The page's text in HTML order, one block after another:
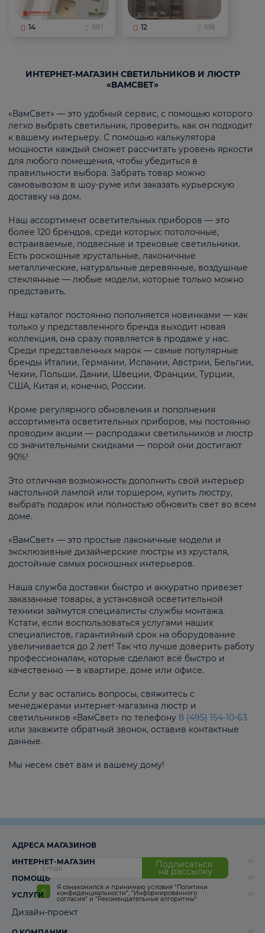
14 681 12 618
ИНТЕРНЕТ-МАГАЗИН СВЕТИЛЬНИКОВ И ЛЮСТР
«ВАМСВЕТ»
«ВамСвет» — это удобный сервис, с помощью которого
легко выбрать светильник, проверить, как он подходит
к вашему интерьеру. С помощью калькулятора
мощности каждый сможет рассчитать уровень яркости
для любого помещения, чтобы убедиться в
правильности выбора. Забрать товар можно
самовывозом в шоу-руме или заказать курьерскую
доставку на дом.
Наш ассортимент осветительных приборов — это
более 120 брендов, среди которых: потолочные,
встраиваемые, подвесные и трековые светильники.
Есть роскошные хрустальные, лаконичные
металлические, натуральные деревянные, воздушные
стеклянные — любые модели, которые только можно
представить.
Наш каталог постоянно пополняется новинками — как
только у представленного бренда выходит новая
коллекция, она сразу появляется в продаже у нас.
Среди представленных марок — самые популярные
бренды Италии, Германии, Испании, Австрии, Бельгии,
Чехии, Польши, Дании, Швеции, Франции, Турции,
США, Китая и, конечно, России.
Кроме регулярного обновления и пополнения
ассортимента осветительных приборов, мы постоянно
проводим акции — распродажи светильников и люстр
со значительными скидками — порой они достигают
90%!
Это отличная возможность дополнить свой интерьер
настольной лампой или торшером, купить люстру,
выбрать подарок или полностью обновить свет во всем
доме.
«ВамСвет» — это простые лаконичные модели и
эксклюзивные дизайнерские люстры из хрусталя,
достойные самых роскошных интерьеров.
Наша служба доставки быстро и аккуратно привезет
заказанные товары, а установкой осветительной
техники займутся специалисты службы монтажа.
Кстати, если воспользоваться услугами наших
специалистов, гарантийный срок на оборудование
увеличивается до 2 лет! Так что лучше доверить работу
профессионалам, которые сделают всё быстро и
качественно — в квартире, доме или офисе.
Если у вас остались вопросы, свяжитесь с
менеджерами интернет-магазина люстр и
светильников «ВамСвет» по телефону 8 (495) 154-10-63
или закажите обратный звонок, оставив контактные
данные.
Мы несем свет вам и вашему дому!
Подписаться
на рассылку
Я ознакомился и принимаю условия “Политики
конфиденциальности”, “Информированного
согласия“ и “Рекомендательные алгоритмы“
АДРЕСА МАГАЗИНОВ
ИНТЕРНЕТ-МАГАЗИН
ПОМОЩЬ
УСЛУГИ
Дизайн-проект